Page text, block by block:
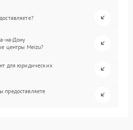
на-Дону
центры Meizu?
для юридических